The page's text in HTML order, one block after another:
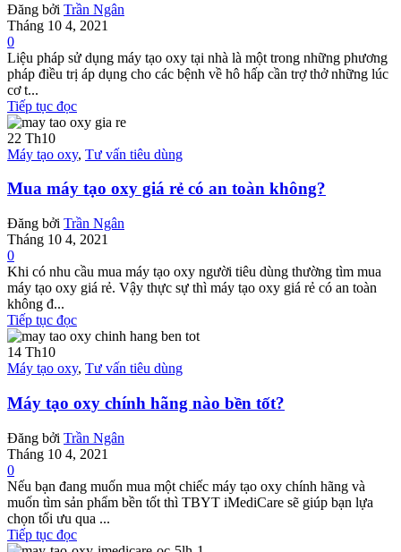
Đăng bởi Trần Ngân
Tháng 10 4, 2021
0
Liệu pháp sử dụng máy tạo oxy tại nhà là một trong những phương
pháp điều trị áp dụng cho các bệnh về hô hấp cần trợ thở những lúc
cơ t...
Tiếp tục đọc
22 Th10
Máy tạo oxy, Tư vấn tiêu dùng
Mua máy tạo oxy giá rẻ có an toàn không?
Đăng bởi Trần Ngân
Tháng 10 4, 2021
0
Khi có nhu cầu mua máy tạo oxy người tiêu dùng thường tìm mua
máy tạo oxy giá rẻ. Vậy thực sự thì máy tạo oxy giá rẻ có an toàn
không đ...
Tiếp tục đọc
14 Th10
Máy tạo oxy, Tư vấn tiêu dùng
Máy tạo oxy chính hãng nào bền tốt?
Đăng bởi Trần Ngân
Tháng 10 4, 2021
0
Nếu bạn đang muốn mua một chiếc máy tạo oxy chính hãng và
muốn tìm sản phẩm bền tốt thì TBYT iMediCare sẽ giúp bạn lựa
chọn tối ưu qua ...
Tiếp tục đọc